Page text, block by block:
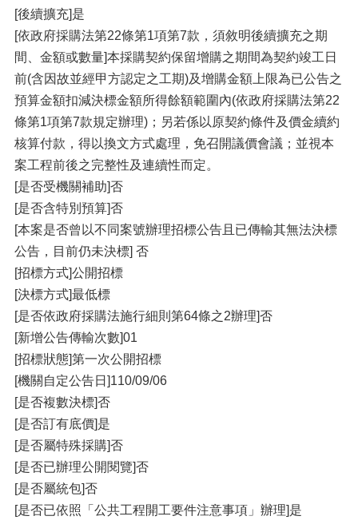
[後續擴充]是
[依政府採購法第22條第1項第7款，須敘明後續擴充之期
間、金額或數量]本採購契約保留增購之期間為契約竣工日
前(含因故並經甲方認定之工期)及增購金額上限為已公告之
預算金額扣減決標金額所得餘額範圍內(依政府採購法第22
條第1項第7款規定辦理)；另若係以原契約條件及價金續約
核算付款，得以換文方式處理，免召開議價會議；並視本
案工程前後之完整性及連續性而定。
[是否受機關補助]否
[是否含特別預算]否
[本案是否曾以不同案號辦理招標公告且已傳輸其無法決標
公告，目前仍未決標] 否
[招標方式]公開招標
[決標方式]最低標
[是否依政府採購法施行細則第64條之2辦理]否
[新增公告傳輸次數]01
[招標狀態]第一次公開招標
[機關自定公告日]110/09/06
[是否複數決標]否
[是否訂有底價]是
[是否屬特殊採購]否
[是否已辦理公開閱覽]否
[是否屬統包]否
[是否已依照「公共工程開工要件注意事項」辦理]是